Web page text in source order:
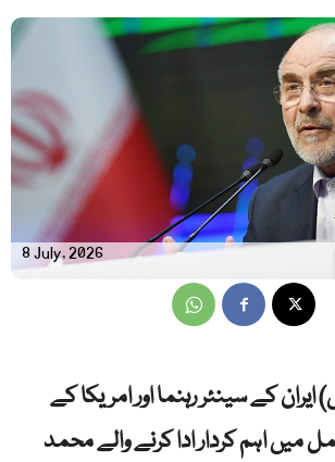
8 July, 2026
ایران کے سینئر رہنما اور امریکا کے
میں اہم کردار ادا کرنے والے محمد